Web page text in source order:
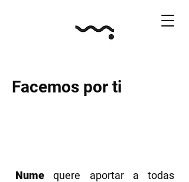
Facemos por ti
Nume quere aportar a todas